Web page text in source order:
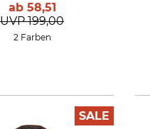
ab 58,51
UVP 199,00
2 Farben
SALE